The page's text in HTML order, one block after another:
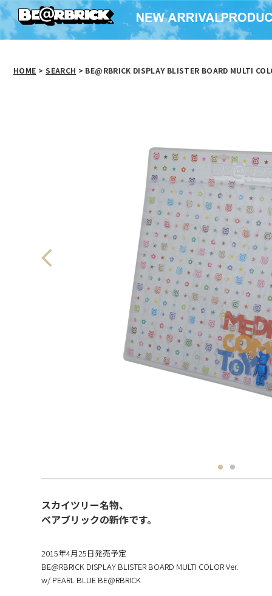
HOME > SEARCH > BE@RBRICK DISPLAY BLISTER BOARD MULTI
スカイツリー名物、
ベアブリックの新作です。
2015年4月25日発売予定
BE@RBRICK DISPLAY BLISTER BOARD MULTI COLOR Ver.
w/ PEARL BLUE BE@RBRICK